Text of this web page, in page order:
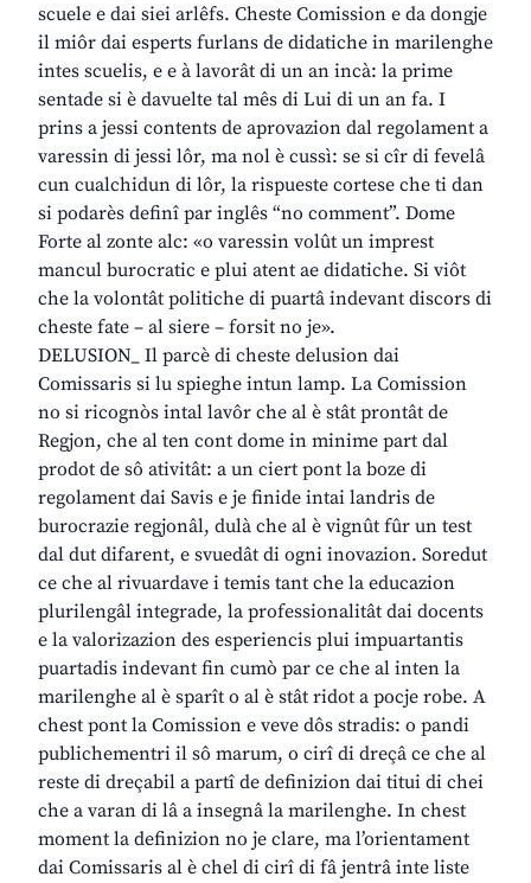
scuele e dai siei arlêfs. Cheste Comission e da dongje
il miôr dai esperts furlans de didatiche in marilenghe
intes scuelis, e e à lavorât di un an incà: la prime
sentade si è davuelte tal mês di Lui di un an fa. I
prins a jessi contents de aprovazion dal regolament a
varessin di jessi lôr, ma nol è cussì: se si cîr di fevelâ
cun cualchidun di lôr, la rispueste cortese che ti dan
si podarès definî par inglês “no comment”. Dome
Forte al zonte alc: «o varessin volût un imprest
mancul burocratic e plui atent ae didatiche. Si viôt
che la volontât politiche di puartâ indevant discors di
cheste fate – al siere – forsit no je».
DELUSION_ Il parcè di cheste delusion dai
Comissaris si lu spieghe intun lamp. La Comission
no si ricognòs intal lavôr che al è stât prontât de
Regjon, che al ten cont dome in minime part dal
prodot de sô ativitât: a un ciert pont la boze di
regolament dai Savis e je finide intai landris de
burocrazie regjonâl, dulà che al è vignût fûr un test
dal dut difarent, e svuedât di ogni inovazion. Soredut
ce che al rivuardave i temis tant che la educazion
plurilengâl integrade, la professionalitât dai docents
e la valorizazion des esperiencis plui impuartantis
puartadis indevant fin cumò par ce che al inten la
marilenghe al è sparît o al è stât ridot a pocje robe. A
chest pont la Comission e veve dôs stradis: o pandi
publichementri il sô marum, o cirî di dreçâ ce che al
reste di dreçabil a partî de definizion dai titui di chei
che a varan di lâ a insegnâ la marilenghe. In chest
moment la definizion no je clare, ma l’orientament
dai Comissaris al è chel di cirî di fâ jentrâ inte liste